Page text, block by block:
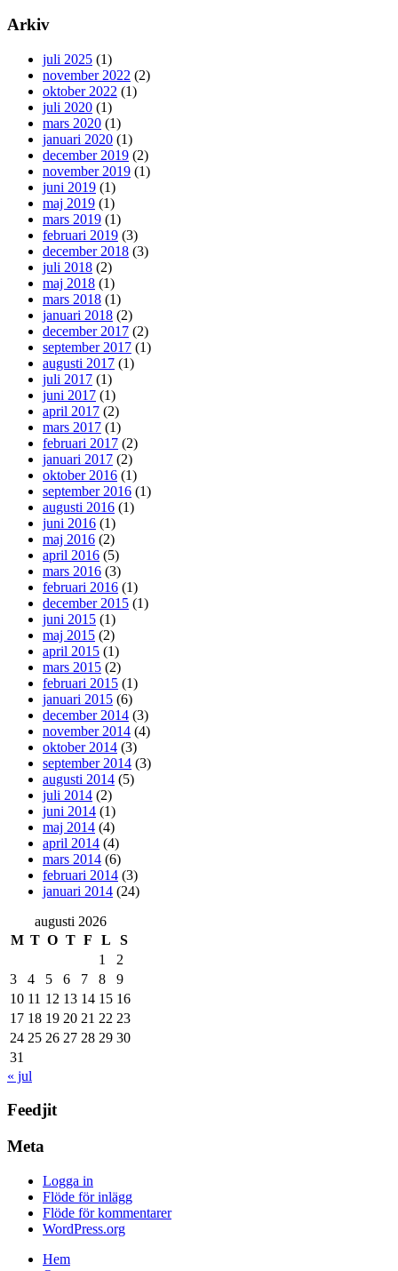
Arkiv
juli 2025 (1)
november 2022 (2)
oktober 2022 (1)
juli 2020 (1)
mars 2020 (1)
januari 2020 (1)
december 2019 (2)
november 2019 (1)
juni 2019 (1)
maj 2019 (1)
mars 2019 (1)
februari 2019 (3)
december 2018 (3)
juli 2018 (2)
maj 2018 (1)
mars 2018 (1)
januari 2018 (2)
december 2017 (2)
september 2017 (1)
augusti 2017 (1)
juli 2017 (1)
juni 2017 (1)
april 2017 (2)
mars 2017 (1)
februari 2017 (2)
januari 2017 (2)
oktober 2016 (1)
september 2016 (1)
augusti 2016 (1)
juni 2016 (1)
maj 2016 (2)
april 2016 (5)
mars 2016 (3)
februari 2016 (1)
december 2015 (1)
juni 2015 (1)
maj 2015 (2)
april 2015 (1)
mars 2015 (2)
februari 2015 (1)
januari 2015 (6)
december 2014 (3)
november 2014 (4)
oktober 2014 (3)
september 2014 (3)
augusti 2014 (5)
juli 2014 (2)
juni 2014 (1)
maj 2014 (4)
april 2014 (4)
mars 2014 (6)
februari 2014 (3)
januari 2014 (24)
augusti 2026
M T O T F L
S
1
2
3
4 5 6 7 8
9
10 11 12 13 14 15 16
17 18 19 20 21 22 23
24 25 26 27 28 29 30
31
« jul
Feedjit
Meta
Logga in
Flöde för inlägg
Flöde för kommentarer
WordPress.org
Hem